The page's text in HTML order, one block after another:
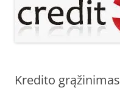
Kredito grąžinimas